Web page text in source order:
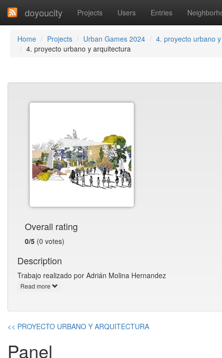
doyoucity Projects Users Entries
Home Projects Urban Games 2024
4. proyecto urbano
4. proyecto urbano y arquitectura
Overall rating
0/5 (0 votes)
Description
Trabajo realizado por Adrián Molina Hernandez
Read more
<< PROYECTO URBANO Y ARQUITECTURA
Panel